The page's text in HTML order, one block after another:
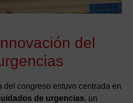
del
del congreso estuvo centrada en
de urgencias, un